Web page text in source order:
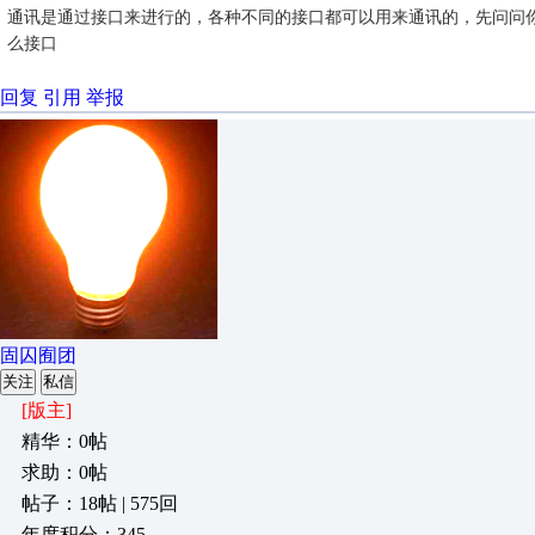
通讯是通过接口来进行的，各种不同的接口都可以用来通讯的，先问问
么接口
回复 引用 举报
固囚囿团
关注 私信
[版主]
精华：0帖
求助：0帖
帖子：18帖 | 575回